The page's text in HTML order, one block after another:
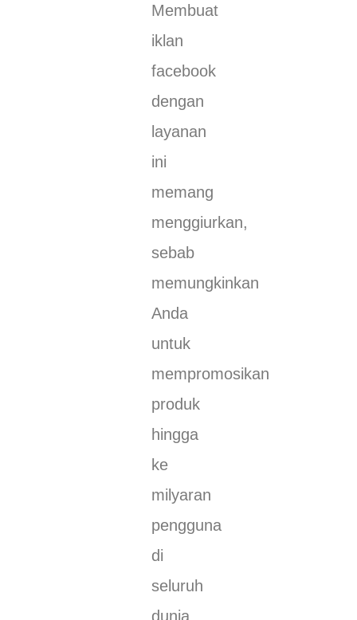
Membuat
iklan
facebook
dengan
layanan
ini
memang
menggiurkan,
sebab
memungkinkan
Anda
untuk
mempromosikan
produk
hingga
ke
milyaran
pengguna
di
seluruh
dunia.